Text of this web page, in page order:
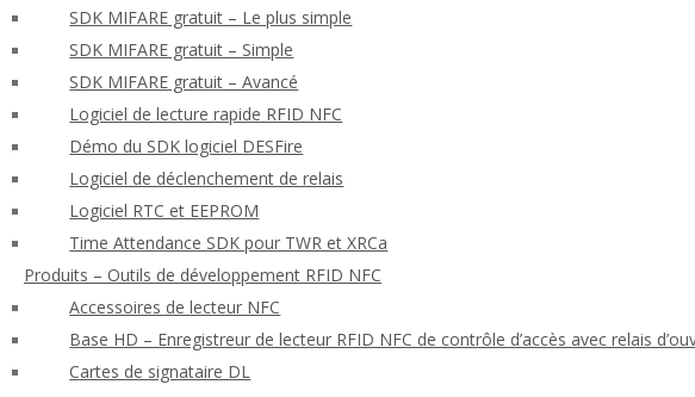
SDK MIFARE gratuit – Le plus simple
SDK MIFARE gratuit – Simple
SDK MIFARE gratuit – Avancé
Logiciel de lecture rapide RFID NFC
Démo du SDK logiciel DESFire
Logiciel de déclenchement de relais
Logiciel RTC et EEPROM
Time Attendance SDK pour TWR et XRCa
Produits – Outils de développement RFID NFC
Accessoires de lecteur NFC
Base HD – Enregistreur de lecteur RFID NFC de contrôle d’accès avec relais
Cartes de signataire DL